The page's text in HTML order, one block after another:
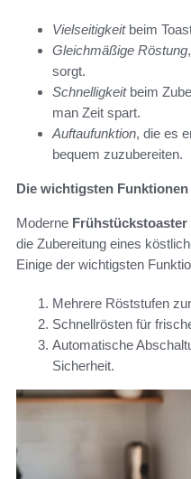
Vielseitigkeitbeim
Gleichmäßige Röstung
sorgt.
Schnelligkeitbeim
man Zeit spart.
Auftaufunktion, die es
bequem zuzubereiten.
Die wichtigsten Funktionen
Moderne Frühstückstoaster
die Zubereitung eines
Einige der wichtigsten
Mehrere Röststufen
Schnellrösten für
Automatische
Sicherheit.